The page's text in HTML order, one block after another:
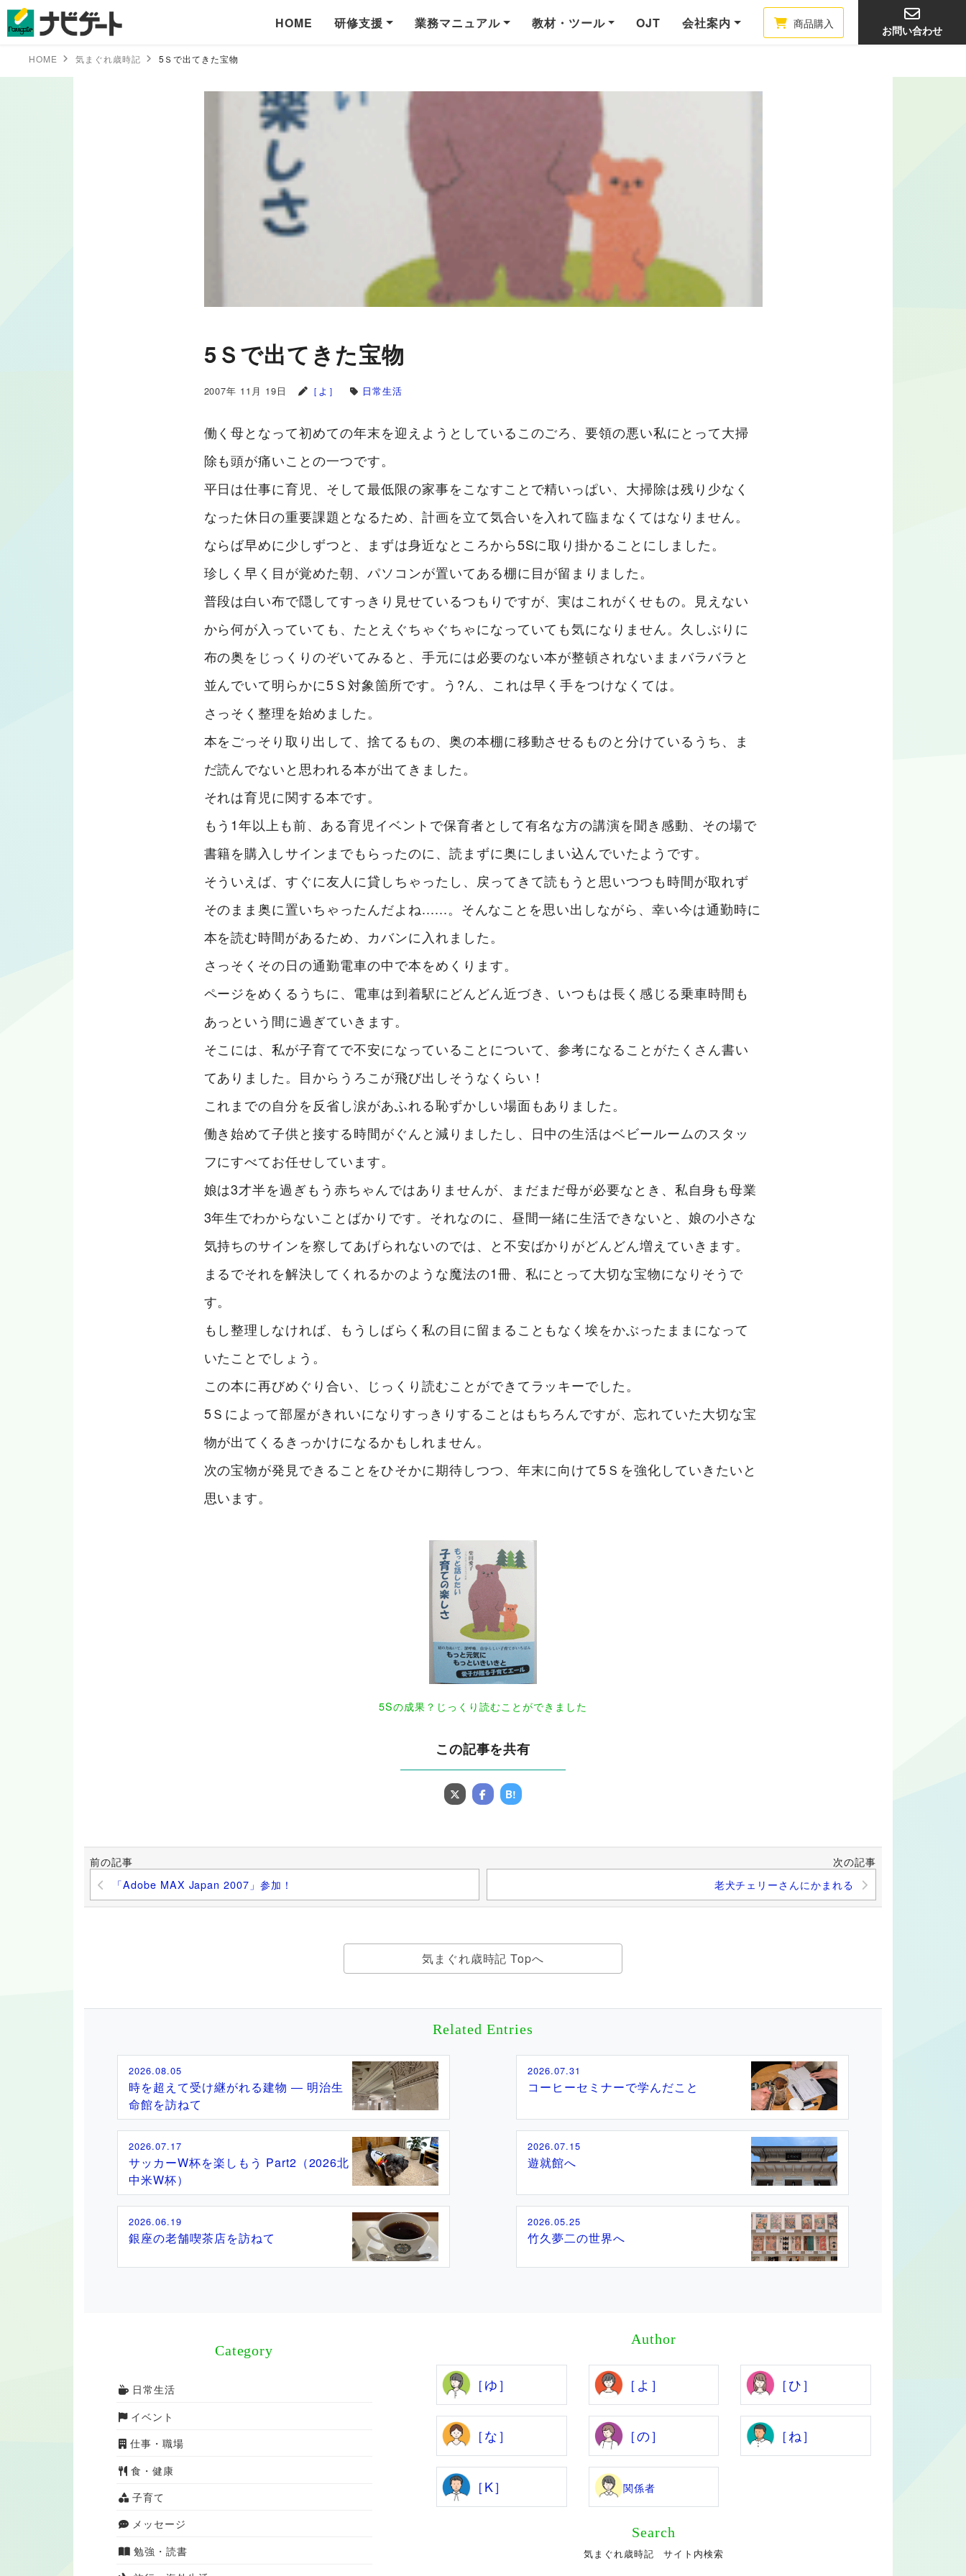
HOME 研修支援 業務マニュアル 教材・ツール OJT 会社案内 商品購入
お問い合わせ
HOME 気まぐれ歳時記 5Ｓで出てきた宝物
5Ｓで出てきた宝物
2007年 11月 19日 ［よ］ 日常生活
働く母となって初めての年末を迎えようとしているこのごろ、要領の悪い私にとって大掃
除も頭が痛いことの一つです。
平日は仕事に育児、そして最低限の家事をこなすことで精いっぱい、大掃除は残り少なく
なった休日の重要課題となるため、計画を立て気合いを入れて臨まなくてはなりません。
ならば早めに少しずつと、まずは身近なところから5Sに取り掛かることにしました。
珍しく早く目が覚めた朝、パソコンが置いてある棚に目が留まりました。
普段は白い布で隠してすっきり見せているつもりですが、実はこれがくせもの。見えない
から何が入っていても、たとえぐちゃぐちゃになっていても気になりません。久しぶりに
布の奥をじっくりのぞいてみると、手元には必要のない本が整頓されないままバラバラと
並んでいて明らかに5Ｓ対象箇所です。う?ん、これは早く手をつけなくては。
さっそく整理を始めました。
本をごっそり取り出して、捨てるもの、奥の本棚に移動させるものと分けているうち、ま
だ読んでないと思われる本が出てきました。
それは育児に関する本です。
もう1年以上も前、ある育児イベントで保育者として有名な方の講演を聞き感動、その場で
書籍を購入しサインまでもらったのに、読まずに奥にしまい込んでいたようです。
そういえば、すぐに友人に貸しちゃったし、戻ってきて読もうと思いつつも時間が取れず
そのまま奥に置いちゃったんだよね......。そんなことを思い出しながら、幸い今は通勤時に
本を読む時間があるため、カバンに入れました。
さっそくその日の通勤電車の中で本をめくります。
ページをめくるうちに、電車は到着駅にどんどん近づき、いつもは長く感じる乗車時間も
あっという間に過ぎていきます。
そこには、私が子育てで不安になっていることについて、参考になることがたくさん書い
てありました。目からうろこが飛び出しそうなくらい！
これまでの自分を反省し涙があふれる恥ずかしい場面もありました。
働き始めて子供と接する時間がぐんと減りましたし、日中の生活はベビールームのスタッ
フにすべてお任せしています。
娘は3才半を過ぎもう赤ちゃんではありませんが、まだまだ母が必要なとき、私自身も母業
3年生でわからないことばかりです。それなのに、昼間一緒に生活できないと、娘の小さな
気持ちのサインを察してあげられないのでは、と不安ばかりがどんどん増えていきます。
まるでそれを解決してくれるかのような魔法の1冊、私にとって大切な宝物になりそうで
す。
もし整理しなければ、もうしばらく私の目に留まることもなく埃をかぶったままになって
いたことでしょう。
この本に再びめぐり合い、じっくり読むことができてラッキーでした。
5Ｓによって部屋がきれいになりすっきりすることはもちろんですが、忘れていた大切な宝
物が出てくるきっかけになるかもしれません。
次の宝物が発見できることをひそかに期待しつつ、年末に向けて5Ｓを強化していきたいと
思います。
5Sの成果？じっくり読むことができました
この記事を共有
B!
前の記事
「Adobe MAX Japan 2007」参加！
次の記事
老犬チェリーさんにかまれる
気まぐれ歳時記 Topへ
Related Entries
2026.08.05
時を超えて受け継がれる建物 ― 明治生
命館を訪ねて
2026.07.31
コーヒーセミナーで学んだこと
2026.07.17
サッカーW杯を楽しもう Part2（2026北
中米W杯）
2026.07.15
遊就館へ
2026.06.19
銀座の老舗喫茶店を訪ねて
2026.05.25
竹久夢二の世界へ
Category
日常生活
イベント
仕事・職場
食・健康
子育て
メッセージ
勉強・読書
Author
［ゆ］ ［よ］ ［ひ］
［な］ ［の］ ［ね］
［K］ 関係者
Search
気まぐれ歳時記 サイト内検索